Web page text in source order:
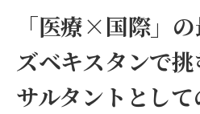
「医療×国際」
ズベキスタンで
サルタントとし